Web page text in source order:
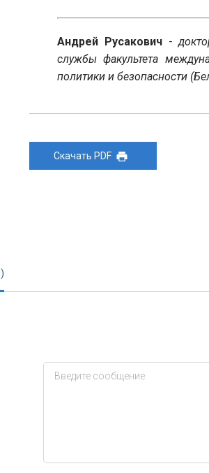
Андрей Русакович-д
службы факультета
политики и безопасности
Скачать PDF
)